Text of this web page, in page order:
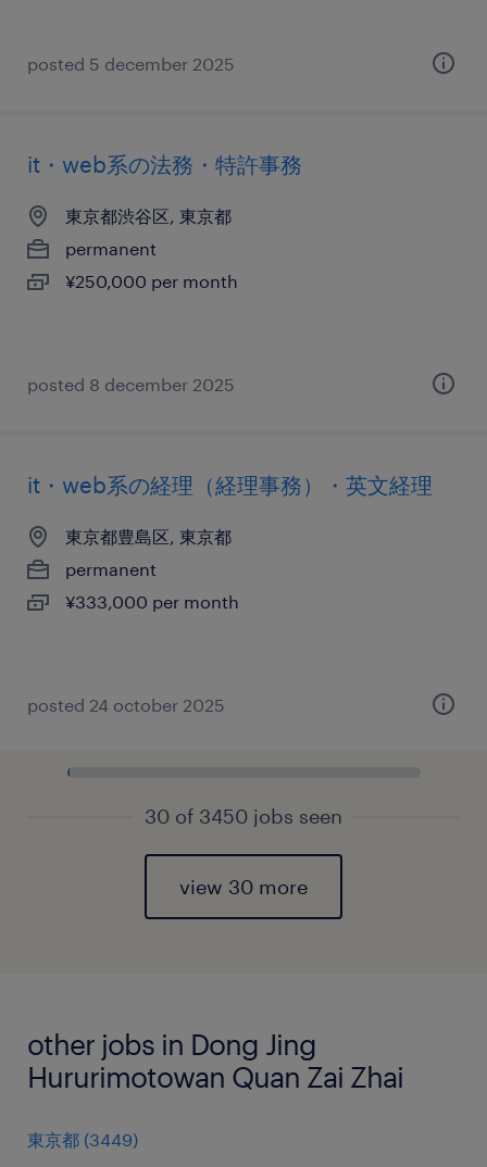
posted 5 december 2025
it・web系の法務・特許事務
東京都渋谷区, 東京都
permanent
¥250,000 per month
posted 8 december 2025
it・web系の経理（経理事務）・英文経理
東京都豊島区, 東京都
permanent
¥333,000 per month
posted 24 october 2025
30 of 3450 jobs seen
view 30 more
other jobs in Dong Jing
Hururimotowan Quan Zai Zhai
東京都 (3449)